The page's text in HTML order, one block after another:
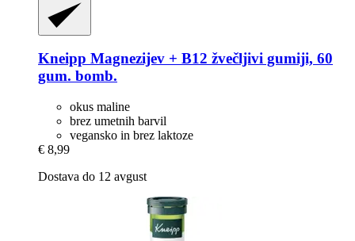
Kneipp Magnezijev + B12 žvečljivi gumiji, 60
gum. bomb.
okus maline
brez umetnih barvil
vegansko in brez laktoze
€ 8,99
Dostava do 12 avgust